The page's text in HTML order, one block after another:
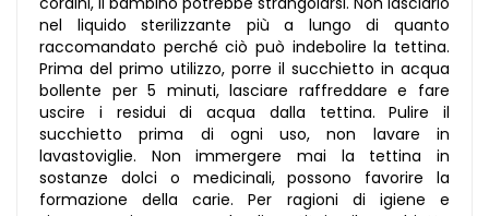
nel liquido sterilizzante più a lungo di quanto
raccomandato perché ciò può indebolire la tettina.
Prima del primo utilizzo, porre il succhietto in acqua
bollente per 5 minuti, lasciare raffreddare e fare
uscire i residui di acqua dalla tettina. Pulire il
succhietto prima di ogni uso, non lavare in
lavastoviglie. Non immergere mai la tettina in
sostanze dolci o medicinali, possono favorire la
formazione della carie. Per ragioni di igiene e